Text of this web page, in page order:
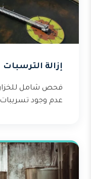
إزالة الترسبات
فحص شامل للخزان
عدم وجود